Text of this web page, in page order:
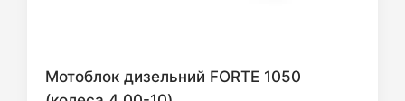
Мотоблок дизельний FORTE 1050